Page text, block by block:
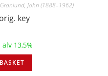
Granlund, John (1888–1962)
key
alv 13,5%